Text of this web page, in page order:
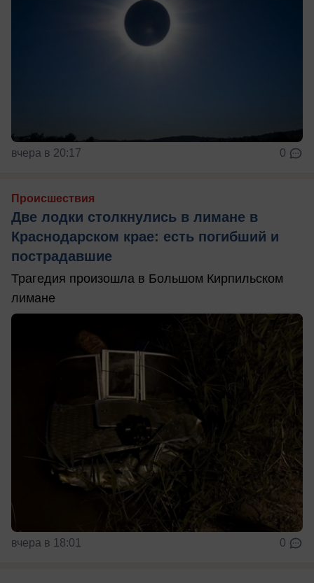
вчера в 20:17 0
Происшествия
Две лодки столкнулись в лимане в
Краснодарском крае: есть погибший и
пострадавшие
Трагедия произошла в Большом Кирпильском
лимане
вчера в 18:01 0